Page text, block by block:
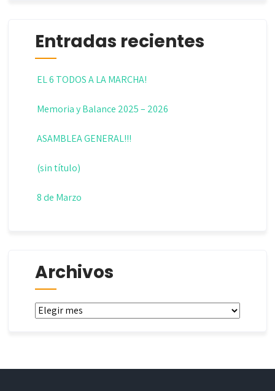
Entradas recientes
EL 6 TODOS A LA MARCHA!
Memoria y Balance 2025 – 2026
ASAMBLEA GENERAL!!!
(sin título)
8 de Marzo
Archivos
Archivos